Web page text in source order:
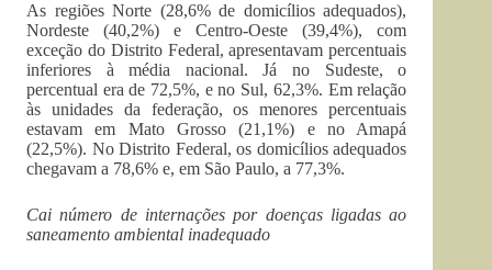
As regiões Norte (28,6% de domicílios adequados),
Nordeste (40,2%) e Centro-Oeste (39,4%), com
exceção do Distrito Federal, apresentavam percentuais
inferiores à média nacional. Já no Sudeste, o
percentual era de 72,5%, e no Sul, 62,3%. Em relação
às unidades da federação, os menores percentuais
estavam em Mato Grosso (21,1%) e no Amapá
(22,5%). No Distrito Federal, os domicílios adequados
chegavam a 78,6% e, em São Paulo, a 77,3%.
Cai número de internações por doenças ligadas ao
saneamento ambiental inadequado